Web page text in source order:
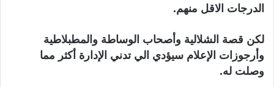
الدرجات الاقل منهم.
لكن قصة الشلالية وأصحاب الوساطة والمطبلاطية
وأرجوزات الإعلام سيؤدي الي تدني الإدارة أكثر مما
وصلت له.